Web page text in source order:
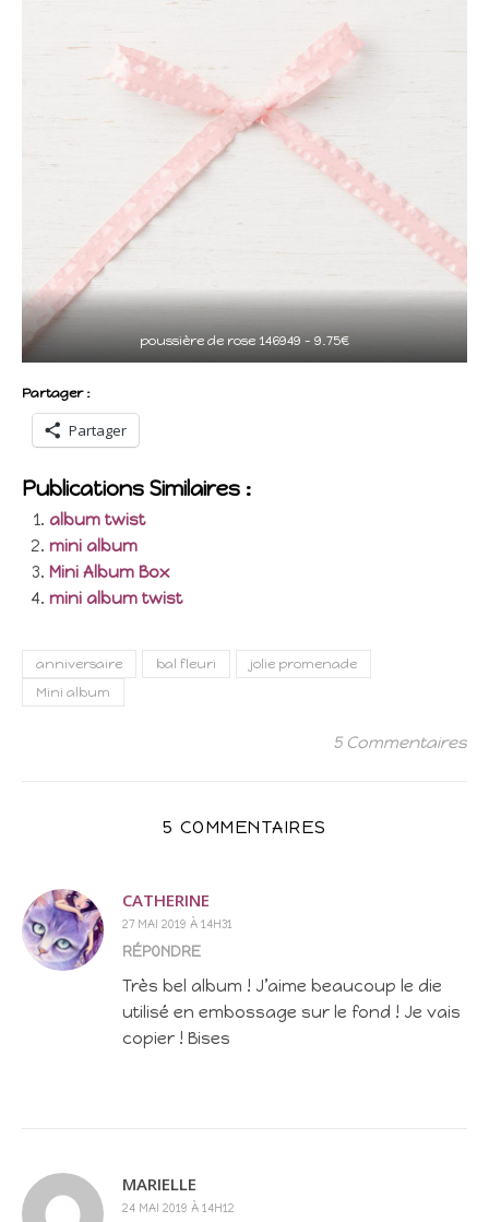
poussière de rose 146949 – 9.75€
Partager :
Partager
Publications Similaires :
album twist
mini album
Mini Album Box
mini album twist
anniversaire bal fleuri
jolie promenade
Mini album
5 Commentaires
5 COMMENTAIRES
CATHERINE
27 MAI 2019 À 14H31
RÉPONDRE
Très bel album ! J’aime beaucoup le die
utilisé en embossage sur le fond ! Je vais
copier ! Bises
MARIELLE
24 MAI 2019 À 14H12